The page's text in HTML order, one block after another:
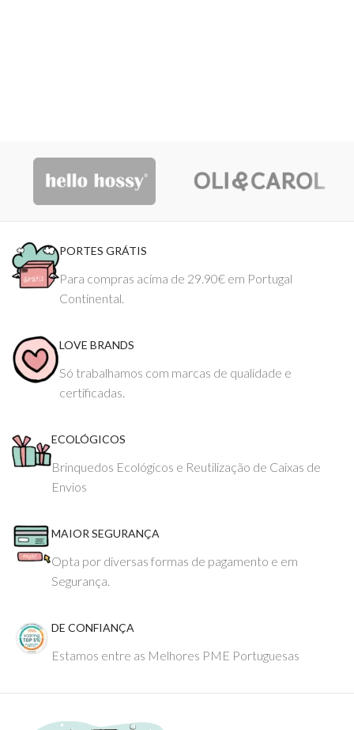
PORTES GRÁTIS
Para compras acima de 29.90€ em Portugal
Continental.
LOVE BRANDS
Só trabalhamos com marcas de qualidade e
certificadas.
ECOLÓGICOS
Brinquedos Ecológicos e Reutilização de Caixas de
Envios
MAIOR SEGURANÇA
Opta por diversas formas de pagamento e em
Segurança.
DE CONFIANÇA
Estamos entre as Melhores PME Portuguesas